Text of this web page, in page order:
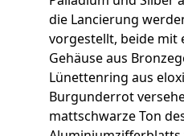
die Lancierung
vorgestellt, beide mit
Gehäuse aus
Lünettenring aus
Burgunderrot
mattschwarze Ton